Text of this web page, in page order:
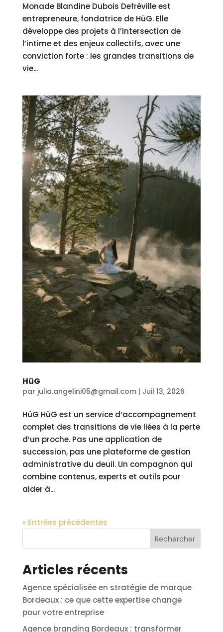
Monade Blandine Dubois Defréville est
entrepreneure, fondatrice de HüG. Elle
développe des projets à l’intersection de
l’intime et des enjeux collectifs, avec une
conviction forte : les grandes transitions de
vie...
HüG
par julia.angelini05@gmail.com| Juil 13, 2026
HüG HüG est un service d’accompagnement
complet des transitions de vie liées à la perte
d’un proche. Pas une application de
succession, pas une plateforme de gestion
administrative du deuil. Un compagnon qui
combine contenus, experts et outils pour
aider à...
« Entrées précédentes
Rechercher
Articles récents
Agence spécialisée en stratégie de marque
Bordeaux : ce que cette expertise change
pour votre entreprise
Agence branding Bordeaux : transformer